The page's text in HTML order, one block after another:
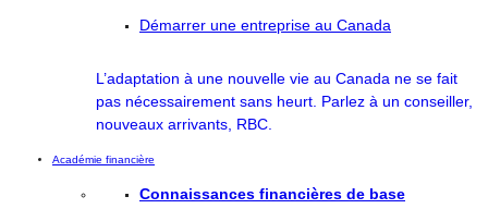
Démarrer une entreprise au Canada
L’adaptation à une nouvelle vie au Canada ne se fait
pas nécessairement sans heurt. Parlez à un conseiller,
nouveaux arrivants, RBC.
Académie financière
Connaissances financières de base